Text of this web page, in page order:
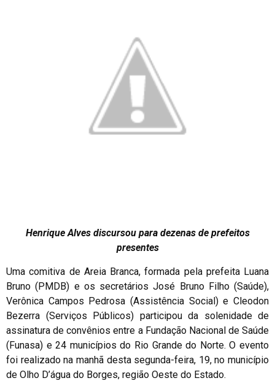
Henrique Alves discursou para dezenas de prefeitos
presentes
Uma comitiva de Areia Branca, formada pela prefeita Luana
Bruno (PMDB) e os secretários José Bruno Filho (Saúde),
Verônica Campos Pedrosa (Assistência Social) e Cleodon
Bezerra (Serviços Públicos) participou da solenidade de
assinatura de convênios entre a Fundação Nacional de Saúde
(Funasa) e 24 municípios do Rio Grande do Norte. O evento
foi realizado na manhã desta segunda-feira, 19, no município
de Olho D’água do Borges, região Oeste do Estado.